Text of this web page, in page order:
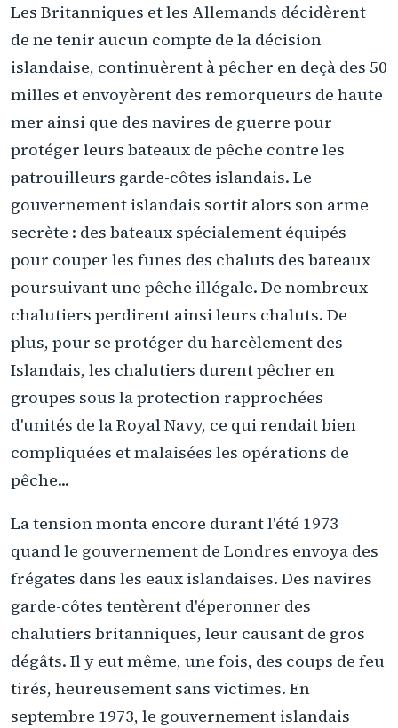
Les Britanniques et les Allemands décidèrent
de ne tenir aucun compte de la décision
islandaise, continuèrent à pêcher en deçà des 50
milles et envoyèrent des remorqueurs de haute
mer ainsi que des navires de guerre pour
protéger leurs bateaux de pêche contre les
patrouilleurs garde-côtes islandais. Le
gouvernement islandais sortit alors son arme
secrète : des bateaux spécialement équipés
pour couper les funes des chaluts des bateaux
poursuivant une pêche illégale. De nombreux
chalutiers perdirent ainsi leurs chaluts. De
plus, pour se protéger du harcèlement des
Islandais, les chalutiers durent pêcher en
groupes sous la protection rapprochées
d'unités de la Royal Navy, ce qui rendait bien
compliquées et malaisées les opérations de
pêche...
La tension monta encore durant l'été 1973
quand le gouvernement de Londres envoya des
frégates dans les eaux islandaises. Des navires
garde-côtes tentèrent d'éperonner des
chalutiers britanniques, leur causant de gros
dégâts. Il y eut même, une fois, des coups de feu
tirés, heureusement sans victimes. En
septembre 1973, le gouvernement islandais